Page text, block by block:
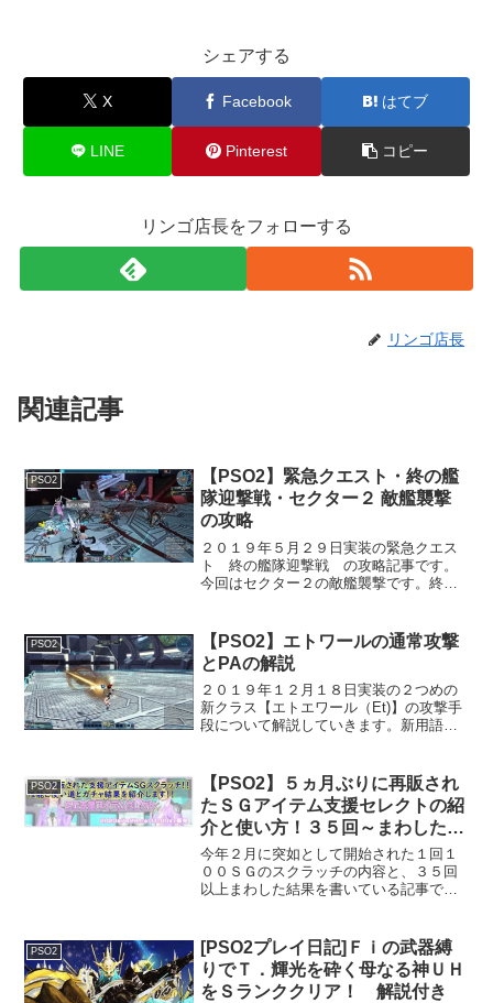
シェアする
X Facebook はてブ
LINE Pinterest コピー
リンゴ店長をフォローする
リンゴ店長
関連記事
PSO2
【PSO2】緊急クエスト・終の艦
隊迎撃戦・セクター２ 敵艦襲撃
の攻略
２０１９年５月２９日実装の緊急クエス
ト 終の艦隊迎撃戦 の攻略記事です。
今回はセクター２の敵艦襲撃です。終の
ー毎に２つのクエストがあり、全６クエ
ストの中から毎回ランダム...
PSO2
【PSO2】エトワールの通常攻撃
とPAの解説
２０１９年１２月１８日実装の２つめの
新クラス【エトエワール（Et)】の攻撃手
段について解説していきます。新用語が
セイバー（DS)特徴 空中戦が得意、高い
機動力があるギア...
PSO2
【PSO2】５ヵ月ぶりに再販され
たＳＧアイテム支援セレクトの紹
介と使い方！３５回～まわした結
果発表！
今年２月に突如として開始された１回１
００ＳＧのスクラッチの内容と、３５回
以上まわした結果を書いている記事で
（ＡＣ換算で１回５００）とかなり高い
スクラッチで期間は７月２９日...
PSO2
[PSO2プレイ日記]Ｆｉの武器縛
りでＴ．輝光を砕く母なる神ＵＨ
をＳランククリア！ 解説付き